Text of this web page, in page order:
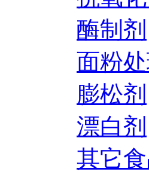
酶制剂
面粉
膨松剂
漂白剂
其它